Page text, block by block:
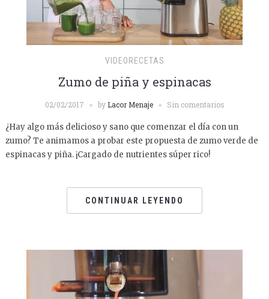
VIDEORECETAS
Zumo de piña y espinacas
02/02/2017 by Lacor Menaje Sin comentarios
¿Hay algo más delicioso y sano que comenzar el día con un
zumo? Te animamos a probar este propuesta de zumo verde de
espinacas y piña. ¡Cargado de nutrientes súper rico!
CONTINUAR LEYENDO